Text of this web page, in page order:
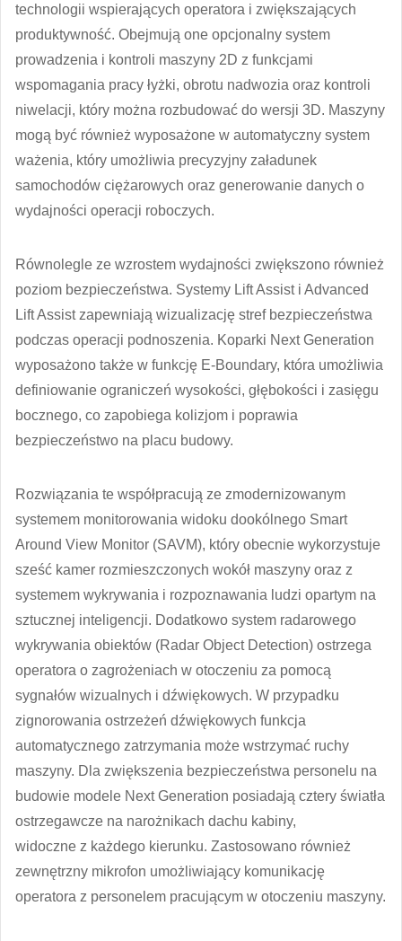
technologii wspierających operatora i zwiększających
produktywność. Obejmują one opcjonalny system
prowadzenia i kontroli maszyny 2D z funkcjami
wspomagania pracy łyżki, obrotu nadwozia oraz kontroli
niwelacji, który można rozbudować do wersji 3D. Maszyny
mogą być również wyposażone w automatyczny system
ważenia, który umożliwia precyzyjny załadunek
samochodów ciężarowych oraz generowanie danych o
wydajności operacji roboczych.
Równolegle ze wzrostem wydajności zwiększono również
poziom bezpieczeństwa. Systemy Lift Assist i Advanced
Lift Assist zapewniają wizualizację stref bezpieczeństwa
podczas operacji podnoszenia. Koparki Next Generation
wyposażono także w funkcję E-Boundary, która umożliwia
definiowanie ograniczeń wysokości, głębokości i zasięgu
bocznego, co zapobiega kolizjom i poprawia
bezpieczeństwo na placu budowy.
Rozwiązania te współpracują ze zmodernizowanym
systemem monitorowania widoku dookólnego Smart
Around View Monitor (SAVM), który obecnie wykorzystuje
sześć kamer rozmieszczonych wokół maszyny oraz z
systemem wykrywania i rozpoznawania ludzi opartym na
sztucznej inteligencji. Dodatkowo system radarowego
wykrywania obiektów (Radar Object Detection) ostrzega
operatora o zagrożeniach w otoczeniu za pomocą
sygnałów wizualnych i dźwiękowych. W przypadku
zignorowania ostrzeżeń dźwiękowych funkcja
automatycznego zatrzymania może wstrzymać ruchy
maszyny. Dla zwiększenia bezpieczeństwa personelu na
budowie modele Next Generation posiadają cztery światła
ostrzegawcze na narożnikach dachu kabiny,
widoczne z każdego kierunku. Zastosowano również
zewnętrzny mikrofon umożliwiający komunikację
operatora z personelem pracującym w otoczeniu maszyny.